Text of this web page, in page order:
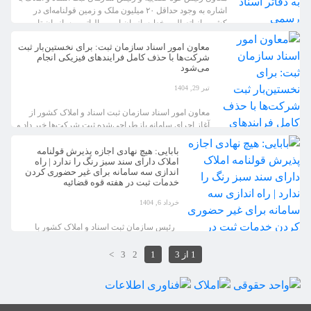
اشاره به وجود حداقل ۲۰ میلیون ملک و زمین قولنامه‌ای در
کشور، از اتصال برخط سازمان امور مالیاتی و سازمان تامین
رسانی کانون سردفتران و دفتریاران، حسن بابایی درباره
قانون الزام به […]
معاون امور اسناد سازمان ثبت: برای نخستین‌بار ثبت
شرکت‌ها با حذف کامل فرایندهای فیزیکی انجام
می‌شود
تیر 29, 1404
معاون امور اسناد سازمان ثبت اسناد و املاک کشور از
آغاز اجرای سامانه بازطراحی‌شده ثبت شرکت‌ها خبر داد و
گفت: در این تحول دیجیتال، برای نخستین‌بار ثبت
شرکت‌ها با حذف کامل فرایند‌های فیزیکی و با رعایت
استاندارد‌های جهانی انجام خواهد شد. سید صادق سعادتیان
در جلسه کارگاه آموزشی با موضوع سامانه جامع جدید ثبت
شرکت‌ها […]
بابایی: هیچ نهادی اجازه پذیرش قولنامه
املاک دارای سند سبز رنگ را ندارد | راه
اندازی سه سامانه برای غیر حضوری کردن
خدمات ثبت در هفته قوه قضائیه
خرداد 6, 1404
رئیس سازمان ثبت اسناد و املاک کشور با
تاریخ اجرای قانون الزام به ثبت رسمی معاملات
عادی برای این املاک را ندارد و نقل و انتقال این
املاک فقط […]
1 از 3 1
2
3
>